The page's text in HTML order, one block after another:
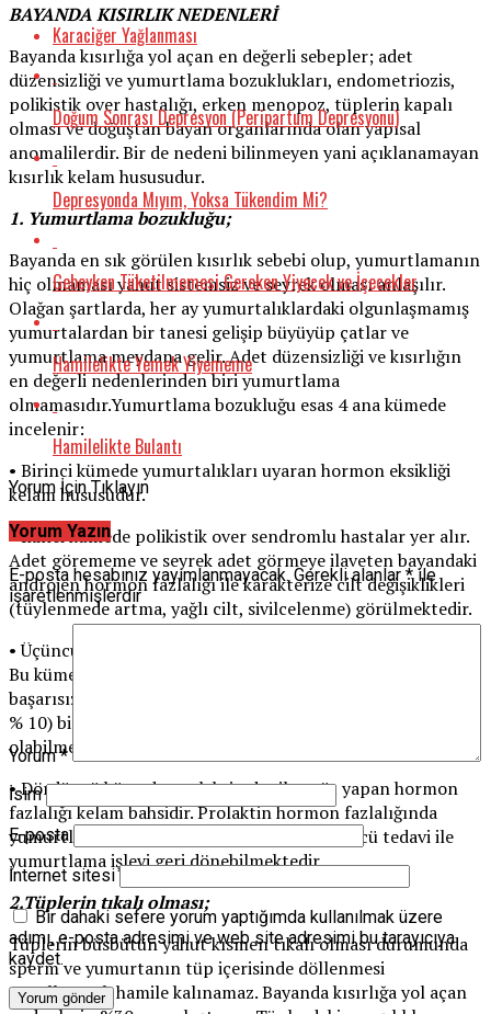
BAYANDA KISIRLIK NEDENLERİ
Bayanda kısırlığa yol açan en değerli sebepler; adet
düzensizliği ve yumurtlama bozuklukları, endometriozis,
polikistik over hastalığı, erken menopoz, tüplerin kapalı
olması ve doğuştan bayan organlarında olan yapısal
anomalilerdir. Bir de nedeni bilinmeyen yani açıklanamayan
kısırlık kelam hususudur.
1. Yumurtlama bozukluğu;
Bayanda en sık görülen kısırlık sebebi olup, yumurtlamanın
hiç olmaması yahut sistemsiz ve seyrek olması anlaşılır.
Olağan şartlarda, her ay yumurtalıklardaki olgunlaşmamış
yumurtalardan bir tanesi gelişip büyüyüp çatlar ve
yumurtlama meydana gelir. Adet düzensizliği ve kısırlığın
en değerli nedenlerinden biri yumurtlama
olmamasıdır.Yumurtlama bozukluğu esas 4 ana kümede
incelenir:
• Birinci kümede yumurtalıkları uyaran hormon eksikliği
kelam hususudur.
• İkinci kümede polikistik over sendromlu hastalar yer alır.
Adet görememe ve seyrek adet görmeye ilaveten bayandaki
androjen hormon fazlalığı ile karakterize cilt değişiklikleri
(tüylenmede artma, yağlı cilt, sivilcelenme) görülmektedir.
• Üçüncü kümede erken menopoz hastaları bulunmaktadır.
Bu kümede her türlü yumurtayı uyarıcı ilaç ve protokol
başarısızdır. Bununla birlikte, bu hastaların bir kısmında (
% 10) birinci 5 yılda yumurtalık işlevlerinde geri dönme
olabilmektedir.
• Dördüncü kümede prolaktin denilen süt yapan hormon
fazlalığı kelam bahsidir. Prolaktin hormon fazlalığında
yumurtlama gerçekleşmez. Prolaktin düşürücü tedavi ile
yumurtlama işlevi geri dönebilmektedir.
2.Tüplerin tıkalı olması;
Tüplerin büsbütün yahut kısmen tıkalı olması durumunda
sperm ve yumurtanın tüp içerisinde döllenmesi
engellenerek hamile kalınamaz. Bayanda kısırlığa yol açan
Karaciğer Yağlanması
Doğum Sonrası Depresyon (Peripartum Depresyonu)
Depresyonda Mıyım, Yoksa Tükendim Mi?
Gebeyken Tüketilmemesi Gereken Yiyecek ve İçecekler
Hamilelikte Yemek Yiyememe
Hamilelikte Bulantı
Yorum İçin Tıklayın
Yorum Yazın
E-posta hesabınız yayımlanmayacak. Gerekli alanlar *ile
işaretlenmişlerdir
Yorum*
İsim
E-posta
İnternet sitesi
Bir dahaki sefere yorum yaptığımda kullanılmak üzere
adımı, e-posta adresimi ve web site adresimi bu tarayıcıya
kaydet.